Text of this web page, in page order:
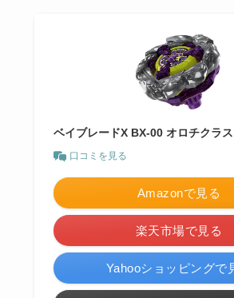
ベイブレードX BX-00 オロチクラ
口コミを見る
Amazonで見る
楽天市場で見る
Yahooショッピングで